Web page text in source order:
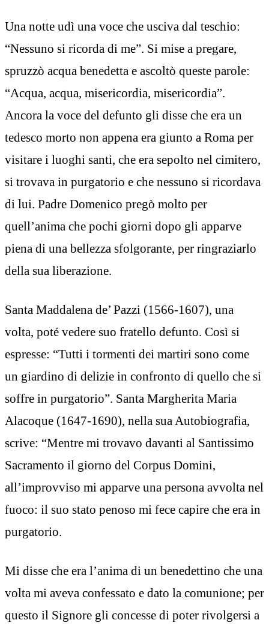
Una notte udì una voce che usciva dal teschio:
“Nessuno si ricorda di me”. Si mise a pregare,
spruzzò acqua benedetta e ascoltò queste parole:
“Acqua, acqua, misericordia, misericordia”.
Ancora la voce del defunto gli disse che era un
tedesco morto non appena era giunto a Roma per
visitare i luoghi santi, che era sepolto nel cimitero,
si trovava in purgatorio e che nessuno si ricordava
di lui. Padre Domenico pregò molto per
quell’anima che pochi giorni dopo gli apparve
piena di una bellezza sfolgorante, per ringraziarlo
della sua liberazione.
Santa Maddalena de’ Pazzi (1566-1607), una
volta, poté vedere suo fratello defunto. Così si
espresse: “Tutti i tormenti dei martiri sono come
un giardino di delizie in confronto di quello che si
soffre in purgatorio”. Santa Margherita Maria
Alacoque (1647-1690), nella sua Autobiografia,
scrive: “Mentre mi trovavo davanti al Santissimo
Sacramento il giorno del Corpus Domini,
all’improvviso mi apparve una persona avvolta nel
fuoco: il suo stato penoso mi fece capire che era in
purgatorio.
Mi disse che era l’anima di un benedettino che una
volta mi aveva confessato e dato la comunione; per
questo il Signore gli concesse di poter rivolgersi a